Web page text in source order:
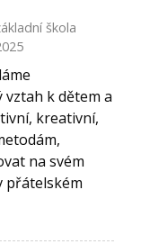
škola
k dětem a
kreativní,
na svém
přátelském